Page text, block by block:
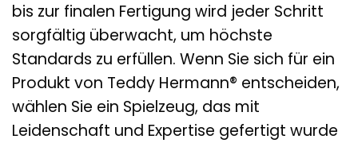
bis zur finalen Fertigung wird jeder Schritt
sorgfältig überwacht, um höchste
Standards zu erfüllen. Wenn Sie sich für ein
Produkt von Teddy Hermann® entscheiden,
wählen Sie ein Spielzeug, das mit
Leidenschaft und Expertise gefertigt wurde